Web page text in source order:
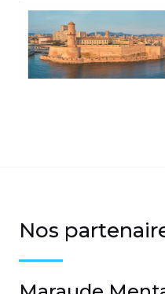
Nos